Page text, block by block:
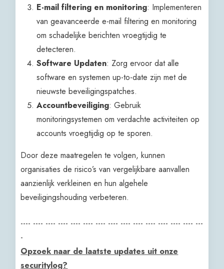
E-mail filtering en monitoring: Implementeren
van geavanceerde e-mail filtering en monitoring
om schadelijke berichten vroegtijdig te
detecteren.
Software Updaten: Zorg ervoor dat alle
software en systemen up-to-date zijn met de
nieuwste beveiligingspatches.
Accountbeveiliging: Gebruik
monitoringsystemen om verdachte activiteiten op
accounts vroegtijdig op te sporen.
Door deze maatregelen te volgen, kunnen
organisaties de risico’s van vergelijkbare aanvallen
aanzienlijk verkleinen en hun algehele
beveiligingshouding verbeteren.
---- ---- ---- ---- ---- ---- ---- ---- ---- ---- ---- ---- ---- ---- ---
-
Opzoek naar de laatste updates uit onze
securitylog?